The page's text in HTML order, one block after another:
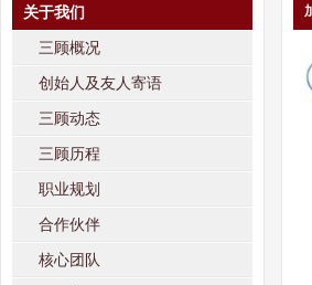
关于我们
三顾概况
创始人及友人寄语
三顾动态
三顾历程
职业规划
合作伙伴
核心团队